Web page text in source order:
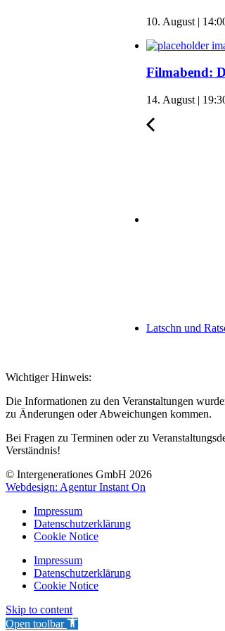
10. August |
Filmabend:
14. August |
Latschn und
Wichtiger Hinweis:
Die Informationen zu den Veranstaltungen
zu Änderungen oder Abweichungen kommen.
Bei Fragen zu Terminen oder zu
Verständnis!
© Intergenerationes GmbH 2026
Webdesign: Agentur Instant On
Impressum
Datenschutzerklärung
Cookie Notice
Impressum
Datenschutzerklärung
Cookie Notice
Skip to content
Open toolbar